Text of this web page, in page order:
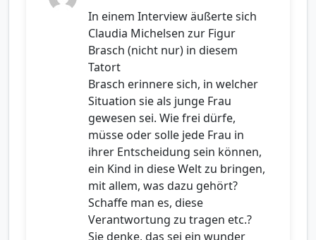
In einem Interview äußerte sich
Claudia Michelsen zur Figur
Brasch (nicht nur) in diesem
Tatort
Brasch erinnere sich, in welcher
Situation sie als junge Frau
gewesen sei. Wie frei dürfe,
müsse oder solle jede Frau in
ihrer Entscheidung sein können,
ein Kind in diese Welt zu bringen,
mit allem, was dazu gehört?
Schaffe man es, diese
Verantwortung zu tragen etc.?
Sie denke, das sei ein wunder